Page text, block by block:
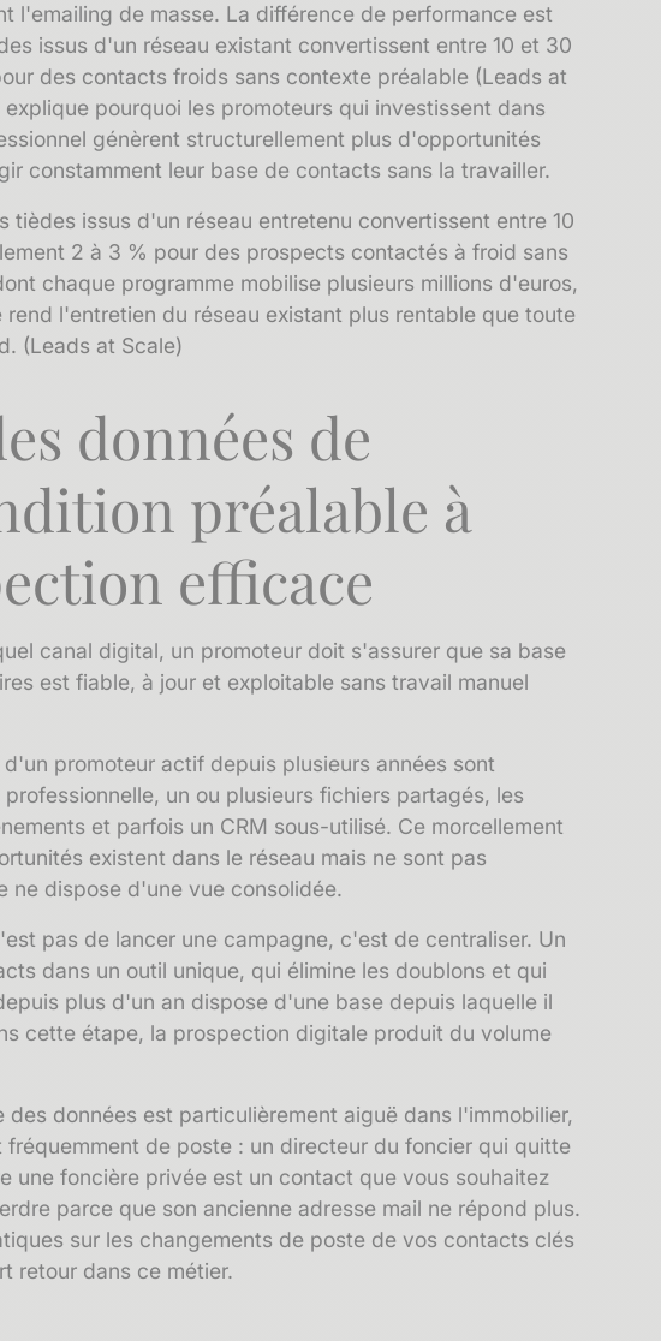
de gérer vos paramètres de confidentialité, en garantissant la
l'emailing de masse. La différence de performance est
issus d'un réseau existant convertissent entre 10 et 30
des contacts froids sans contexte préalable (Leads at
pourquoi les promoteurs qui investissent dans
génèrent structurellement plus d'opportunités
constamment leur base de contacts sans la travailler.
tièdes issus d'un réseau entretenu convertissent entre 10
2 à 3 % pour des prospects contactés à froid sans
chaque programme mobilise plusieurs millions d'euros,
l'entretien du réseau existant plus rentable que toute
(Leads at Scale)
données de
préalable à
efficace
canal digital, un promoteur doit s'assurer que sa base
est fiable, à jour et exploitable sans travail manuel
promoteur actif depuis plusieurs années sont
un ou plusieurs fichiers partagés, les
et parfois un CRM sous-utilisé. Ce morcellement
existent dans le réseau mais ne sont pas
ne dispose d'une vue consolidée.
pas de lancer une campagne, c'est de centraliser. Un
dans un outil unique, qui élimine les doublons et qui
plus d'un an dispose d'une base depuis laquelle il
cette étape, la prospection digitale produit du volume
des données est particulièrement aiguë dans l'immobilier,
de poste : un directeur du foncier qui quitte
une foncière privée est un contact que vous souhaitez
parce que son ancienne adresse mail ne répond plus.
sur les changements de poste de vos contacts clés
retour dans ce métier.